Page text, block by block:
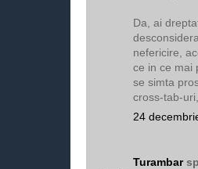
Da, ai
nefericire,
ce in ce mai
se simta
cross-tab-
24
Turambar